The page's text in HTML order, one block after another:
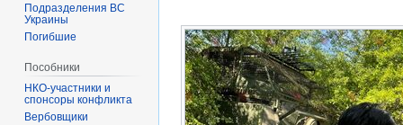
Подразделения ВС
Украины
Погибшие
Пособники
спонсоры конфликта
‏‎Вербовщики